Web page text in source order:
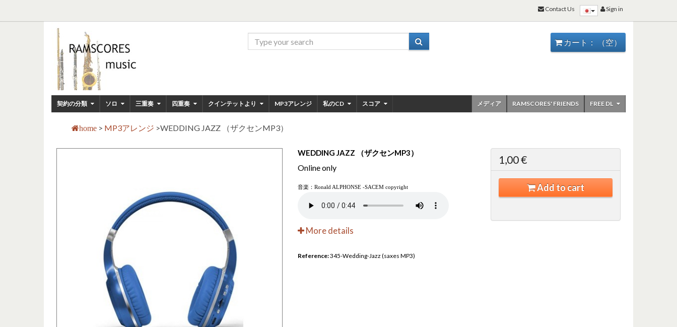
カート： （空）
契約の分類 ソロ 三重奏 四重奏 クインテットより MP3アレンジ 私のCD スコア FREE DL
RAMSCORES' FRIENDS
メディア
home > MP3アレンジ >WEDDING JAZZ （ザクセンMP3）
WEDDING JAZZ （ザクセンMP3）
Online only
音楽：Ronald ALPHONSE -SACEM copyright
More details
Reference:345-Wedding-Jazz (saxes MP3)
1,00 €
Add to cart
Sign in
Contact Us